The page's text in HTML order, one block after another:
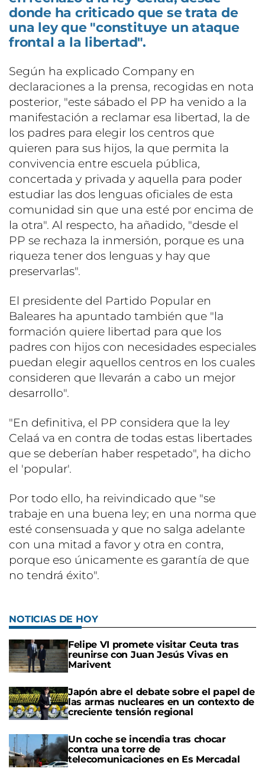
donde ha criticado que se trata de
una ley que "constituye un ataque
frontal a la libertad".
Según ha explicado Company en
declaraciones a la prensa, recogidas en nota
posterior, "este sábado el PP ha venido a la
manifestación a reclamar esa libertad, la de
los padres para elegir los centros que
quieren para sus hijos, la que permita la
convivencia entre escuela pública,
concertada y privada y aquella para poder
estudiar las dos lenguas oficiales de esta
comunidad sin que una esté por encima de
la otra". Al respecto, ha añadido, "desde el
PP se rechaza la inmersión, porque es una
riqueza tener dos lenguas y hay que
preservarlas".
El presidente del Partido Popular en
Baleares ha apuntado también que "la
formación quiere libertad para que los
padres con hijos con necesidades especiales
puedan elegir aquellos centros en los cuales
consideren que llevarán a cabo un mejor
desarrollo".
"En definitiva, el PP considera que la ley
Celaá va en contra de todas estas libertades
que se deberían haber respetado", ha dicho
el 'popular'.
Por todo ello, ha reivindicado que "se
trabaje en una buena ley; en una norma que
esté consensuada y que no salga adelante
con una mitad a favor y otra en contra,
porque eso únicamente es garantía de que
no tendrá éxito".
NOTICIAS DE HOY
Felipe VI promete visitar Ceuta tras
reunirse con Juan Jesús Vivas en
Marivent
Japón abre el debate sobre el papel de
las armas nucleares en un contexto de
creciente tensión regional
Un coche se incendia tras chocar
contra una torre de
telecomunicaciones en Es Mercadal